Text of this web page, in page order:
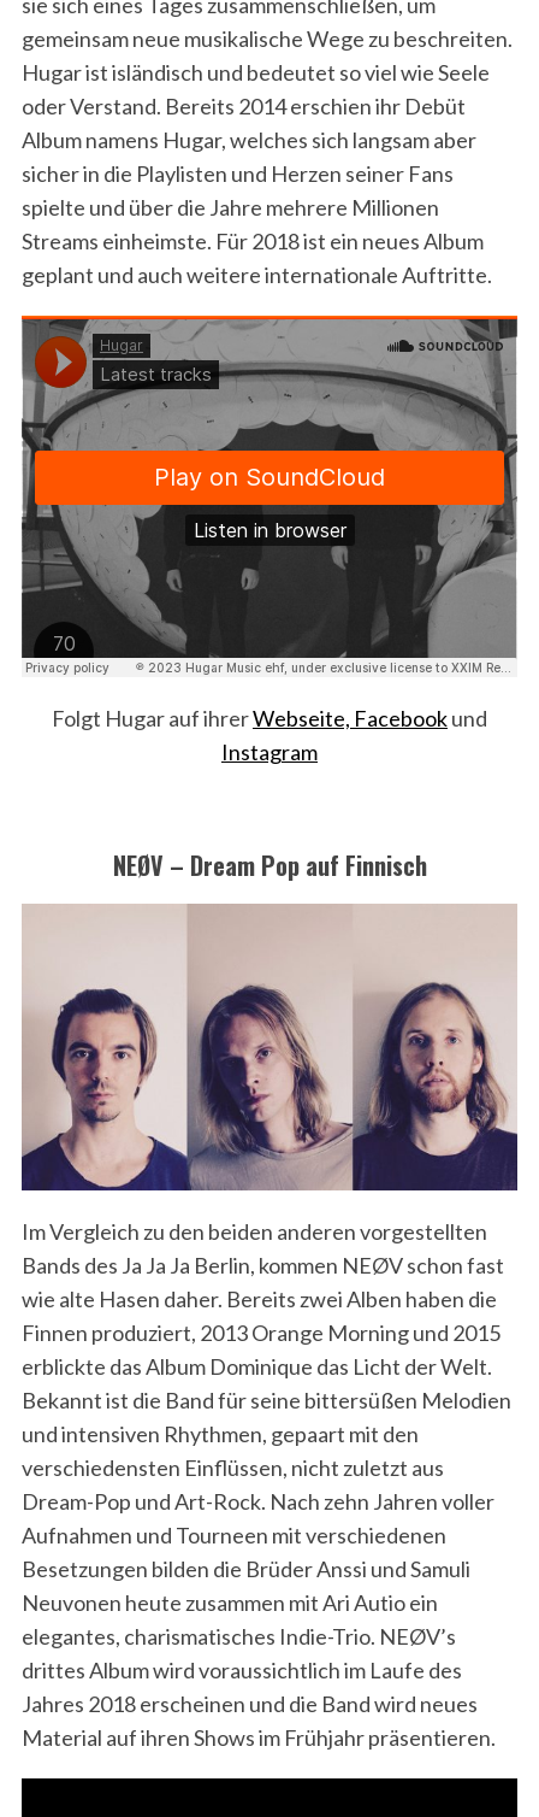
gemeinsam neue musikalische Wege zu beschreiten.
Hugar ist isländisch und bedeutet so viel wie Seele
oder Verstand. Bereits 2014 erschien ihr Debüt
Album namens Hugar, welches sich langsam aber
sicher in die Playlisten und Herzen seiner Fans
spielte und über die Jahre mehrere Millionen
Streams einheimste. Für 2018 ist ein neues Album
geplant und auch weitere internationale Auftritte.
Folgt Hugar auf ihrerWebseite, Facebookund
Instagram
NEØV – Dream Pop auf Finnisch
Im Vergleich zu den beiden anderen vorgestellten
Bands des Ja Ja Ja Berlin, kommen NEØV schon fast
wie alte Hasen daher. Bereits zwei Alben haben die
Finnen produziert, 2013 Orange Morning und 2015
erblickte das Album Dominique das Licht der Welt.
Bekannt ist die Band für seine bittersüßen Melodien
und intensiven Rhythmen, gepaart mit den
verschiedensten Einflüssen, nicht zuletzt aus
Dream-Pop und Art-Rock. Nach zehn Jahren voller
Aufnahmen und Tourneen mit verschiedenen
Besetzungen bilden die Brüder Anssi und Samuli
Neuvonen heute zusammen mit Ari Autio ein
elegantes, charismatisches Indie-Trio. NEØV’s
drittes Album wird voraussichtlich im Laufe des
Jahres 2018 erscheinen und die Band wird neues
Material auf ihren Shows im Frühjahr präsentieren.